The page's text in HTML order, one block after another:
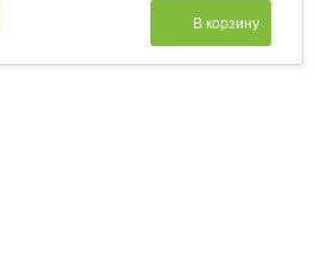
В корзину